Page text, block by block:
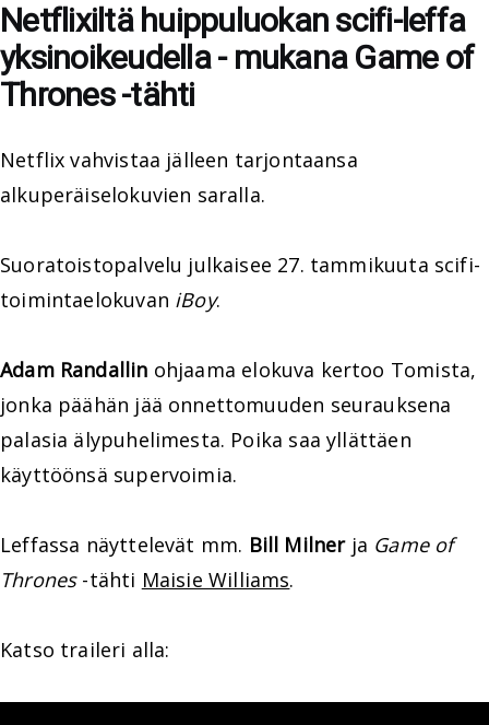
Netflixiltä huippuluokan scifi-leffa
yksinoikeudella - mukana Game of
Thrones -tähti
Netflix vahvistaa jälleen tarjontaansa
alkuperäiselokuvien saralla.
Suoratoistopalvelu julkaisee 27. tammikuuta scifi-
toimintaelokuvan iBoy.
Adam Randallin ohjaama elokuva kertoo Tomista,
jonka päähän jää onnettomuuden seurauksena
palasia älypuhelimesta. Poika saa yllättäen
käyttöönsä supervoimia.
Leffassa näyttelevät mm. Bill Milnerja Game of
Thrones-tähti Maisie Williams.
Katso traileri alla: